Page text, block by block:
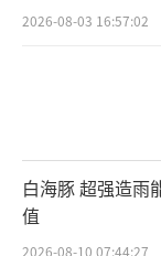
2026-08-03 16:57:02
白海豚 超强造雨
值
2026-08-10 07:44:27